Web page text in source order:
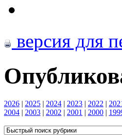
версия для
2026 | 2025 | 2024 | 2023 | 2022 |
2004 | 2003 | 2002 | 2001 | 2000 |